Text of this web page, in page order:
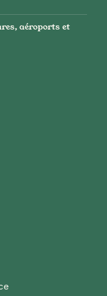
aéroports et